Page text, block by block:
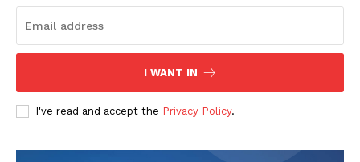
I WANT IN
I've read and accept the Privacy Policy.